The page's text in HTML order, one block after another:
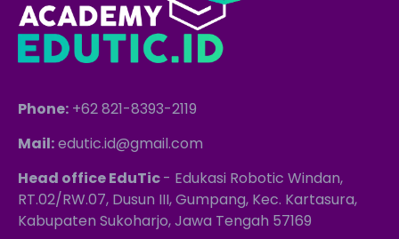
Phone: +62 821-8393-2119
Mail:edutic.id@gmail.com
Head office EduTic- Edukasi Robotic Windan,
RT.02/RW.07, Dusun III, Gumpang, Kec. Kartasura,
Kabupaten Sukoharjo, Jawa Tengah 57169